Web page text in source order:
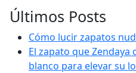
Últimos Posts
Cómo lucir zapatos
El zapato que
blanco para elevar su